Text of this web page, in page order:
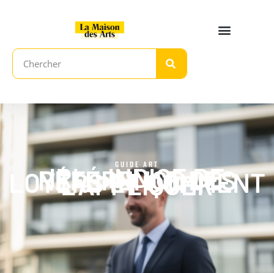
GUIDE ART
IRL : INDICE DE
RÉFÉRENCE DES
LOYERS ET COMMENT
L’APPLIQUER